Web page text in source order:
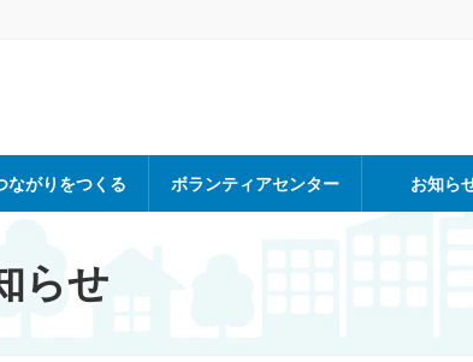
ながりをつくる ボランティアセンター お知ら
らせ